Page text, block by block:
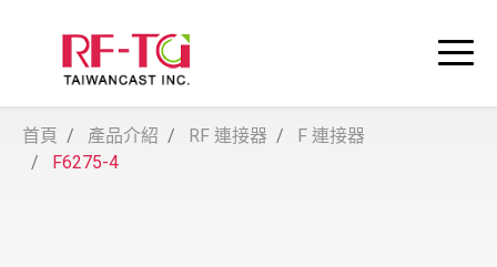
首頁 產品介紹 RF 連接器
F 連接器
F6275-4